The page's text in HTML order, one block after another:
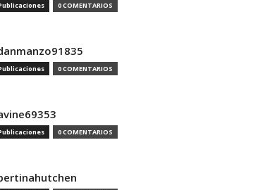
0 COMENTARIOS
0 COMENTARIOS
0 COMENTARIOS